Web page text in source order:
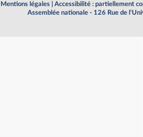
Mentions légales
Accessibilité : partiellement
Assemblée nationale - 126 Rue de